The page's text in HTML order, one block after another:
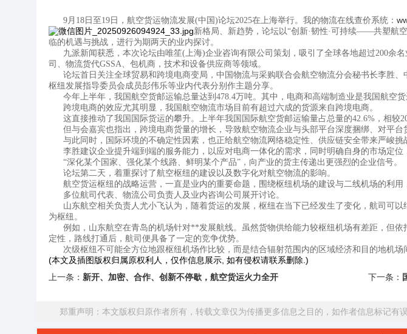
9月18日至19日，航空货运物流发展(中国)论坛2025在上海举行。 我的物流在线查价系统：
新格局、新趋势，论坛以“创新·韧性·可持续——共塑航
临的机遇与挑战，进行为期两天的业内探讨。
九派新闻获悉，本次论坛由唯笙(上海)企业咨询有限公司策划，吸引了全球各地超过200余
司、物流货代GSSA、包机商，技术和设备供应商等领域。
论坛首日关注全球贸易和跨境电商变局，中国物流与采购联合会航空物流分会秘书长李胜
枢纽发展指导委员会成员彭伟乐等业内代表分别作主题分享。
今年上半年，我国航空货邮运输总量达到478.4万吨。其中，电商和高端制造业是我国航空货
跨境电商的效应尤其明显，我国航空物流市场目前有超过六成的货源来自跨境电商。
这直接推动了我国国际货运的攀升。上半年我国国际航空货邮运输量占总量的42.6%，相较
但与会嘉宾也指出，跨境电商货量的增长，导致航空物流企业与头部平台深度捆绑、对平台
与此同时，国际环境的不确定性因素，也正给航空物流网络稳定性、供应链安全带来严峻挑
李胜建议企业提升端到端的服务能力，以应对电商一体化的需求，同时明确自身的市场定位
“深化某个国家、强化某个线路、鲜明某个产品”，向产业的货主传递出更强烈的企业信号。
论坛第二天，着重探讨了航空枢纽的建设以及数字化对航空物流的影响。
航空货运枢纽的战略运营，一直是业内的重要命题，围绕枢纽机场的建设与二线机场的利用
多位航司代表、物流公司负责人及业内咨询公司展开讨论。
山东航空相关负责人尤小飞认为，随着货运的发展，枢纽在当下已经发生了变化，航司可
为枢纽。
例如，山东航空在青岛的机场针对**发展航线。虽然货物供给能力较枢纽机场有差距，但
定性，路线打通后，航司便具备了一定的竞争优势。
次级枢纽不可能全方位地跟枢纽机场作比较，而是结合辐射范围内的区域经济和目的地机场
(本文及插图版权归属原权利人，仅作信息展示, 如有侵权请联系删除.)
上一条： 新开、加密、合作、创新不停歇，航空货运火力全开 下一条：
郑重声明：本文版权归原作者所有，转载文章仅为传播更多信息之目的，如作者信息标记有